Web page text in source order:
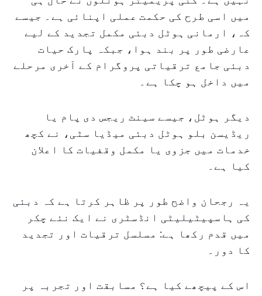
میں اسی طرح کی حکمت عملی اپنائی ہے۔ جیسے
کہ، ارمانی ہوٹل دبئی مکمل تجدید کے لیے
عارضی طور پر بند ہوا، جبکہ پارک حیات
دبئی جامع ترقیاتی پروگرام کے آخری مرحلے
میں داخل ہو چکا ہے۔
دیگر ہوٹل، جیسے سینٹ ریجس دی پام یا
ریڈیسن بلو ہوٹل دبئی میڈیا سٹی، نے کچھ
خدمات میں جزوی یا مکمل وقفیات کا اعلان
کیا ہے۔
یہ رجحان واضح طور پر ظاہر کرتا ہے کہ دبئی
کی ہاسپیٹیلیٹی انڈسٹری نے ایک نئے چکر
میں قدم رکھا ہے: مسلسل ترقیات اور تجدید
کا دور۔
اس کے پیچھے کیا ہے؟ مسابقت اور تجربہ پر